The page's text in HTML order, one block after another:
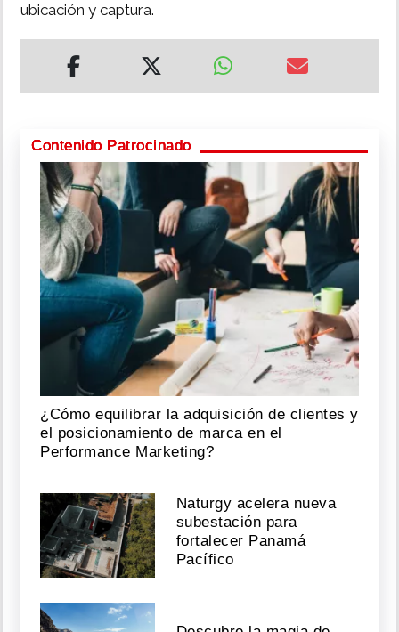
ubicación y captura.
Contenido Patrocinado
¿Cómo equilibrar la adquisición de clientes y
el posicionamiento de marca en el
Performance Marketing?
Naturgy acelera nueva
subestación para
fortalecer Panamá
Pacífico